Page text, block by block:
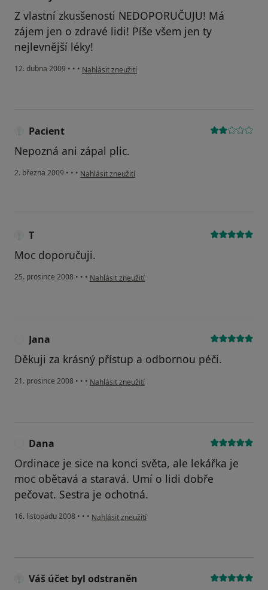
Z vlastní zkusšenosti NEDOPORUČUJU! Má
zájem jen o zdravé lidi! Píše všem jen ty
nejlevnější léky!
12. dubna 2009 • • • podle názoru uživatele slabý
Nahlásit zneužití
Pacient
Nepozná ani zápal plic.
2. března 2009 • • • podle názoru uživatele Pacient
Nahlásit zneužití
T
Moc doporučuji.
25. prosince 2008 • • • podle názoru uživatele T
Nahlásit zneužití
Jana
Děkuji za krásný přístup a odbornou péči.
21. prosince 2008 • • • podle názoru uživatele Jana
Nahlásit zneužití
Dana
Ordinace je sice na konci světa, ale lekářka je
moc obětavá a staravá. Umí o lidi dobře
pečovat. Sestra je ochotná.
16. listopadu 2008 • • • podle názoru uživatele Dana
Nahlásit zneužití
Váš účet byl odstraněn